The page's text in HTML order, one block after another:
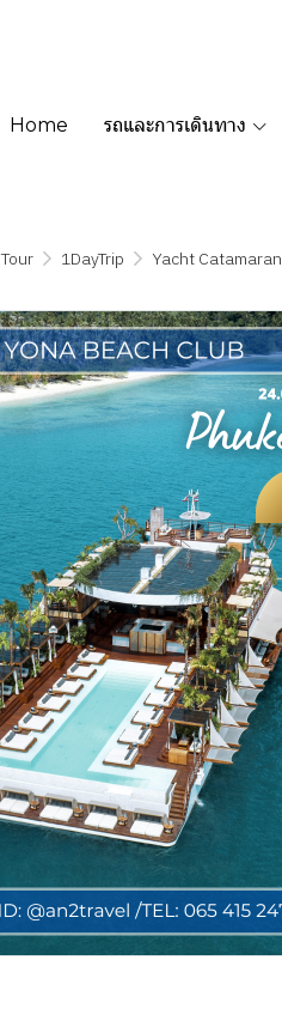
Home รถและการเดินทาง
Tour 1DayTrip Yacht Catamaran